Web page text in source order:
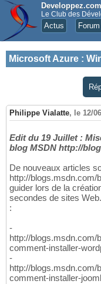
Developpez.com
Le Club des
Actus
Microsoft Azure :
Philippe Vialatte, le 12/
Edit du 19 Juillet :
blog MSDN http://
De nouveaux articles
http://blogs.msdn.com/
guider lors de la
secondes de sites
:
-
http://blogs.msdn.com/
comment-installer-
-
http://blogs.msdn.com/
comment-installer-